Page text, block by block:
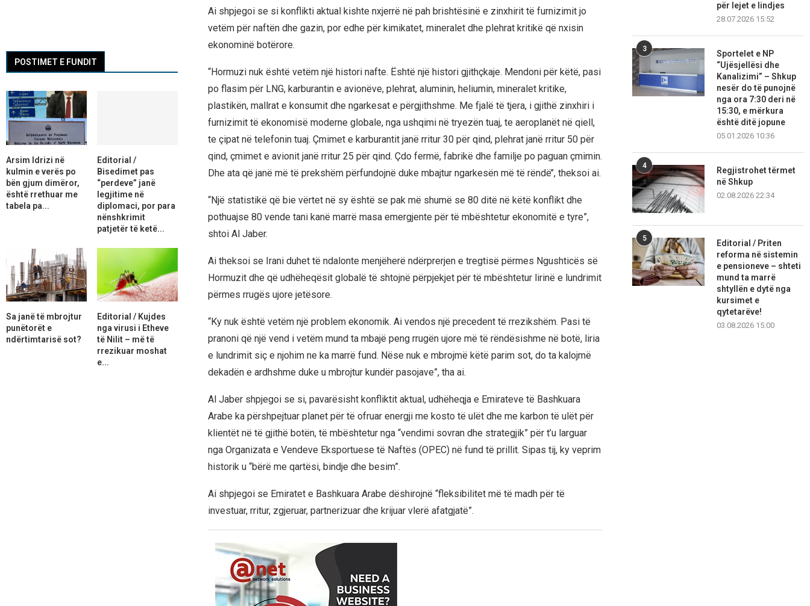
Ai shpjegoi se si konflikti aktual kishte nxjerrë në pah brishtësinë e zinxhirit të furnizimit jo
vetëm për naftën dhe gazin, por edhe për kimikatet, mineralet dhe plehrat kritikë që nxisin
ekonominë botërore.
“Hormuzi nuk është vetëm një histori nafte. Është një histori gjithçkaje. Mendoni për këtë, pasi
po flasim për LNG, karburantin e avionëve, plehrat, aluminin, heliumin, mineralet kritike,
plastikën, mallrat e konsumit dhe ngarkesat e përgjithshme. Me fjalë të tjera, i gjithë zinxhiri i
furnizimit të ekonomisë moderne globale, nga ushqimi në tryezën tuaj, te aeroplanët në qiell,
te çipat në telefonin tuaj. Çmimet e karburantit janë rritur 30 për qind, plehrat janë rritur 50 për
qind, çmimet e avionit janë rritur 25 për qind. Çdo fermë, fabrikë dhe familje po paguan çmimin.
Dhe ata që janë më të prekshëm përfundojnë duke mbajtur ngarkesën më të rëndë’’, theksoi ai.
“Një statistikë që bie vërtet në sy është se pak më shumë se 80 ditë në këtë konflikt dhe
pothuajse 80 vende tani kanë marrë masa emergjente për të mbështetur ekonomitë e tyre”,
shtoi Al Jaber.
Ai theksoi se Irani duhet të ndalonte menjëherë ndërprerjen e tregtisë përmes Ngushticës së
Hormuzit dhe që udhëheqësit globalë të shtojnë përpjekjet për të mbështetur lirinë e lundrimit
përmes rrugës ujore jetësore.
“Ky nuk është vetëm një problem ekonomik. Ai vendos një precedent të rrezikshëm. Pasi të
pranoni që një vend i vetëm mund ta mbajë peng rrugën ujore më të rëndësishme në botë, liria
e lundrimit siç e njohim ne ka marrë fund. Nëse nuk e mbrojmë këtë parim sot, do ta kalojmë
dekadën e ardhshme duke u mbrojtur kundër pasojave”, tha ai.
Al Jaber shpjegoi se si, pavarësisht konfliktit aktual, udhëheqja e Emirateve të Bashkuara
Arabe ka përshpejtuar planet për të ofruar energji me kosto të ulët dhe me karbon të ulët për
klientët në të gjithë botën, të mbështetur nga “vendimi sovran dhe strategjik” për t’u larguar
nga Organizata e Vendeve Eksportuese të Naftës (OPEC) në fund të prillit. Sipas tij, ky veprim
historik u “bërë me qartësi, bindje dhe besim”.
Ai shpjegoi se Emiratet e Bashkuara Arabe dëshirojnë “fleksibilitet më të madh për të
investuar, rritur, zgjeruar, partnerizuar dhe krijuar vlerë afatgjatë”.
për lejet e lindjes
28.07.2026 15:52
3
Sportelet e NP
“Ujësjellësi dhe
Kanalizimi” – Shkup
nesër do të punojnë
nga ora 7:30 deri në
15:30, e mërkura
është ditë jopune
05.01.2026 10:36
4
Regjistrohet tërmet
në Shkup
02.08.2026 22:34
5
Editorial / Priten
reforma në sistemin
e pensioneve – shteti
mund ta marrë
shtyllën e dytë nga
kursimet e
qytetarëve!
03.08.2026 15:00
POSTIMET E FUNDIT
Arsim Idrizi në
kulmin e verës po
bën gjum dimëror,
është rrethuar me
tabela pa...
Editorial /
Bisedimet pas
“perdeve” janë
legjitime në
diplomaci, por para
nënshkrimit
patjetër të ketë...
Sa janë të mbrojtur
punëtorët e
ndërtimtarisë sot?
Editorial / Kujdes
nga virusi i Etheve
të Nilit – më të
rrezikuar moshat
e...